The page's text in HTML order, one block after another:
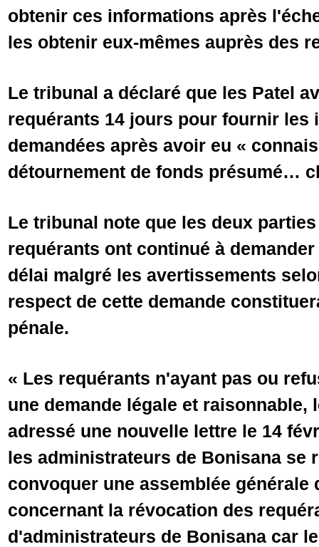
obtenir ces informations après
les obtenir eux-mêmes auprès des
Le tribunal a déclaré que les Patel
requérants 14 jours pour fournir les
demandées après avoir eu «
détournement de fonds présumé…
Le tribunal note que les deux
requérants ont continué à
délai malgré les avertissements
respect de cette demande
pénale.
« Les requérants n'ayant pas ou
une demande légale et raisonnable,
adressé une nouvelle lettre le 14
les administrateurs de Bonisana se
convoquer une assemblée générale
concernant la révocation des
d'administrateurs de Bonisana car